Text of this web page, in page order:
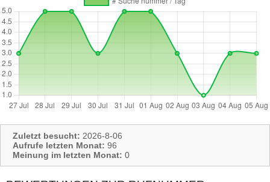
Zuletzt besucht: 2026-8-06
Aufrufe letzten Monat: 96
Meinung im letzten Monat: 0